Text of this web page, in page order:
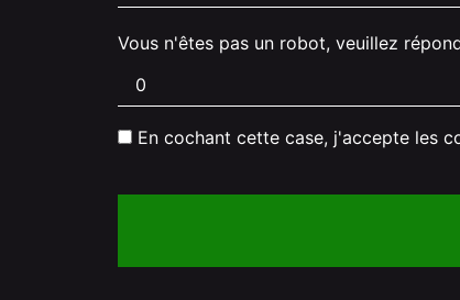
Vous n'êtes pas un robot, veuillez
En cochant cette case, j'accepte les